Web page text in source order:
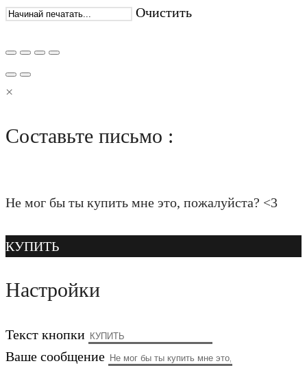
Очистить
×
Составьте письмо :
Не мог бы ты купить мне это, пожалуйста? <3
КУПИТЬ
Настройки
Текст кнопки
Ваше сообщение